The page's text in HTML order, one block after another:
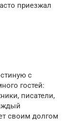
приезжал
с
гостей:
писатели,
своим долгом